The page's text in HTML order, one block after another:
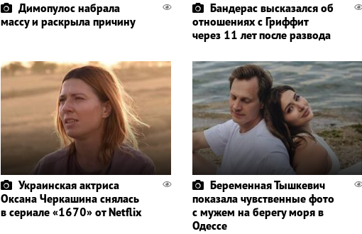
Димопулос набрала
массу и раскрыла причину
Бандерас высказался об
отношениях с Гриффит
через 11 лет после развода
Украинская актриса
Оксана Черкашина снялась
в сериале «1670» от Netflix
Беременная Тышкевич
показала чувственные фото
с мужем на берегу моря в
Одессе